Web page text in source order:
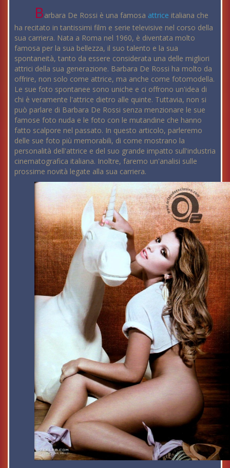
Barbara De Rossi è una famosa attrice italiana che
ha recitato in tantissimi film e serie televisive nel corso della
sua carriera. Nata a Roma nel 1960, è diventata molto
famosa per la sua bellezza, il suo talento e la sua
spontaneità, tanto da essere considerata una delle migliori
attrici della sua generazione. Barbara De Rossi ha molto da
offrire, non solo come attrice, ma anche come fotomodella.
Le sue foto spontanee sono uniche e ci offrono un'idea di
chi è veramente l'attrice dietro alle quinte. Tuttavia, non si
può parlare di Barbara De Rossi senza menzionare le sue
famose foto nuda e le foto con le mutandine che hanno
fatto scalpore nel passato. In questo articolo, parleremo
delle sue foto più memorabili, di come mostrano la
personalità dell'attrice e del suo grande impatto sull'industria
cinematografica italiana. Inoltre, faremo un'analisi sulle
prossime novità legate alla sua carriera.